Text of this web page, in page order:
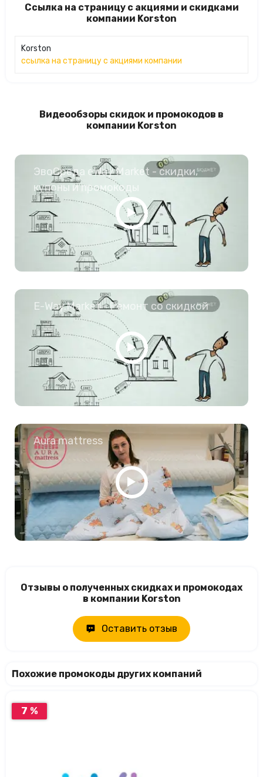
Ссылка на страницу с акциями и скидками
компании Korston
Korston
ссылка на страницу с акциями компании
Видеообзоры скидок и промокодов в
компании Korston
ЭвоСреда eWay Market - скидки,
купоны и промокоды
E-Way.Market - Ремонт со скидкой
Aura mattress
Отзывы о полученных скидках и промокодах
в компании Korston
Оставить отзыв
Похожие промокоды других компаний
7 %